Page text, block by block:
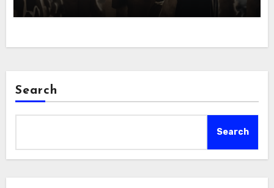
Search
Search